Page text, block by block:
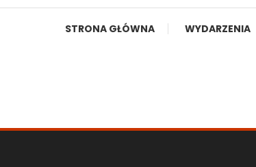
STRONA GŁÓWNA WYDARZENIA